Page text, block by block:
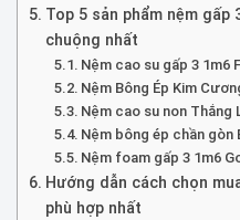
Top 5 sản phẩm nệm
chuộng nhất
Nệm cao su gấp 3 1m6
Nệm Bông Ép Kim
Nệm cao su non Thắng
Nệm bông ép chần gòn
Nệm foam gấp 3 1m6
Hướng dẫn cách chọn
phù hợp nhất